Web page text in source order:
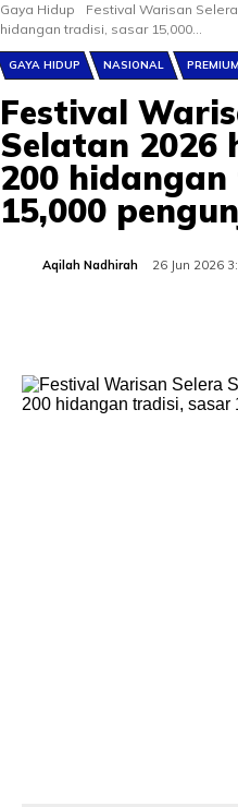
Gaya Hidup
Festival Warisan
hidangan tradisi, sasar 15,000...
GAYA HIDUP NASIONAL PREMIUM
Festival
Selatan 2026
200
15,000
Aqilah Nadhirah 26 Jun 2026